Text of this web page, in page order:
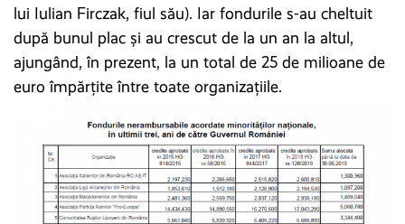
lui Iulian Firczak, fiul său). Iar fondurile s-au cheltuit
după bunul plac și au crescut de la un an la altul,
ajungând, în prezent, la un total de 25 de milioane de
euro împărțite între toate organizațiile.